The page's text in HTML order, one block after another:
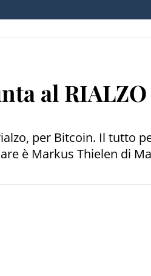
al RIALZO
per Bitcoin. Il tutto
è Markus Thielen di